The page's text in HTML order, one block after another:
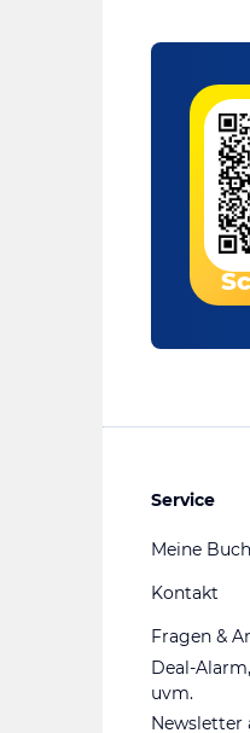
Service
Meine
Kontakt
Fragen &
Deal-
uvm.
Newsletter